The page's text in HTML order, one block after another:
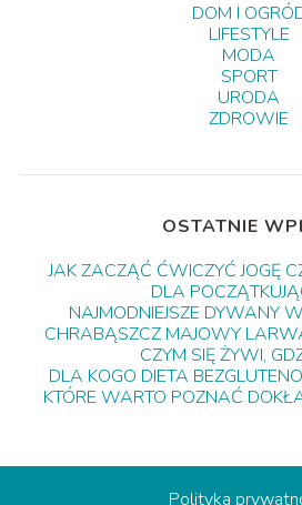
DOM I
LIFESTYLE
MODA
SPORT
URODA
ZDROWIE
OSTATNIE
JAK ZACZĄĆ ĆWICZYĆ JOGĘ
DLA
NAJMODNIEJSZE DYWANY
CHRABĄSZCZ MAJOWY
CZYM SIĘ ŻYWI,
DLA KOGO DIETA
KTÓRE WARTO POZNAĆ
Polityka